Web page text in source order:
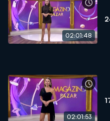
02:01:48
02:01:53